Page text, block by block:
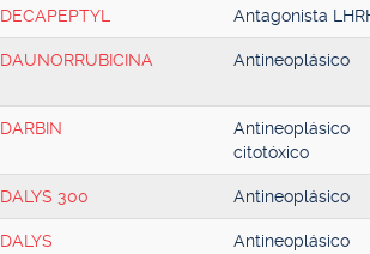
DECAPEPTYL Antagonista
DAUNORRUBICINA Antineoplásico
DARBIN
Antineoplásico
citotóxico
DALYS 300 Antineoplásico
DALYS Antineoplásico